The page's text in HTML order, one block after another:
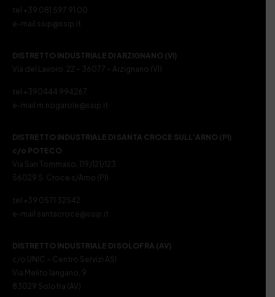
tel +39 081 597 91 00
e-mail ssip@ssip.it
DISTRETTO INDUSTRIALE DI ARZIGNANO (VI)
Via del Lavoro, 22 – 36077 – Arzignano (VI)
tel +390444 994267
e-mail m.nogarole@ssip.it
DISTRETTO INDUSTRIALE DI SANTA CROCE SULL’ARNO (PI)
c/o POTECO
Via San Tommaso, 119/121/123
56029 S. Croce s/Arno (PI)
tel +39 0571 32542
e-mail santacroce@ssip.it
DISTRETTO INDUSTRIALE DI SOLOFRA (AV)
c/o UNIC – Centro Servizi ASI
Via Melito Iangano, 9
83029 Solofra (AV)